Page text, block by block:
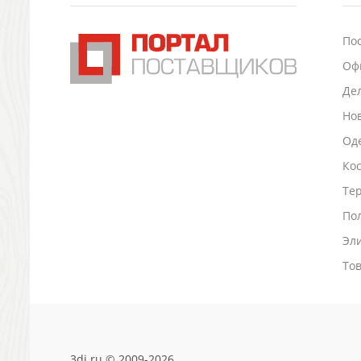
Подставки для визиток записок телефонов
Промо
Антистрессы
Визитницы настольные